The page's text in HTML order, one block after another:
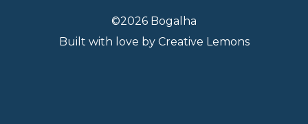
©2026 Bogalha
Built with love by Creative Lemons